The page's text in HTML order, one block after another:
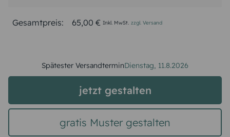
Gesamtpreis: 65,00 € Inkl. MwSt. zzgl. Versand
Spätester VersandterminDienstag, 11.8.2026
jetzt gestalten
gratis Muster gestalten